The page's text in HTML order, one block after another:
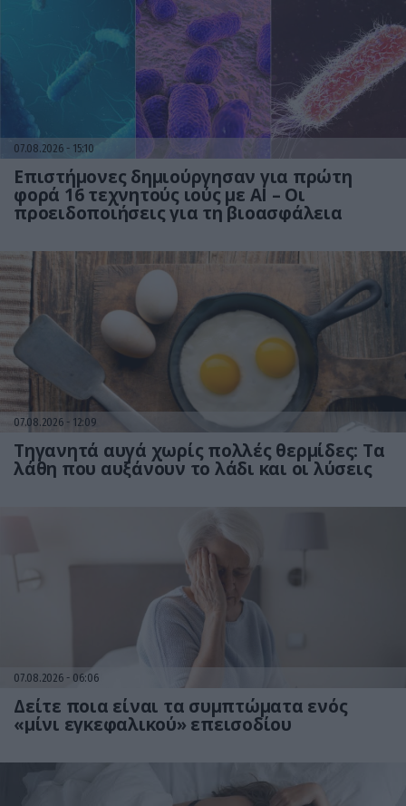
07.08.2026 15:10
Επιστήμονες δημιούργησαν για πρώτη
φορά 16 τεχνητούς ιούς με AI – Οι
προειδοποιήσεις για τη βιοασφάλεια
07.08.2026 12:09
Τηγανητά αυγά χωρίς πολλές θερμίδες: Τα
λάθη που αυξάνουν το λάδι και οι λύσεις
07.08.2026 06:06
Δείτε ποια είναι τα συμπτώματα ενός
«μίνι εγκεφαλικού» επεισοδίου